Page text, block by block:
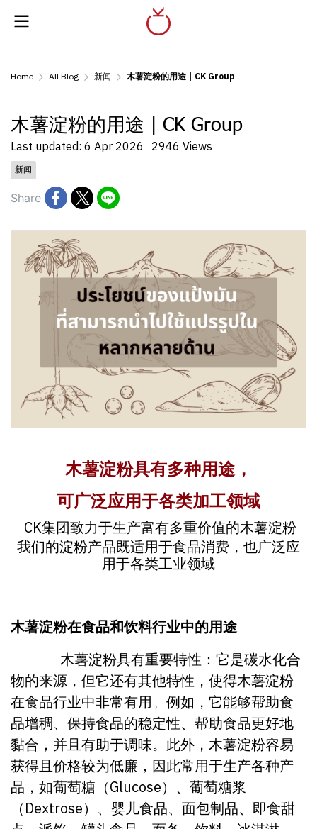
Home All Blog 新闻 木薯淀粉的用途 | CK Group
木薯淀粉的用途 | CK Group
Last updated: 6 Apr 2026 2946 Views
新闻
Share
木薯淀粉具有多种用途，
可广泛应用于各类加工领域
CK集团致力于生产富有多重价值的木薯淀粉
我们的淀粉产品既适用于食品消费，也广泛应
用于各类工业领域
木薯淀粉在食品和饮料行业中的用途
木薯淀粉具有重要特性：它是碳水化合
物的来源，但它还有其他特性，使得木薯淀粉
在食品行业中非常有用。例如，它能够帮助食
品增稠、保持食品的稳定性、帮助食品更好地
黏合，并且有助于调味。此外，木薯淀粉容易
获得且价格较为低廉，因此常用于生产各种产
品，如葡萄糖（Glucose）、葡萄糖浆
（Dextrose）、婴儿食品、面包制品、即食甜